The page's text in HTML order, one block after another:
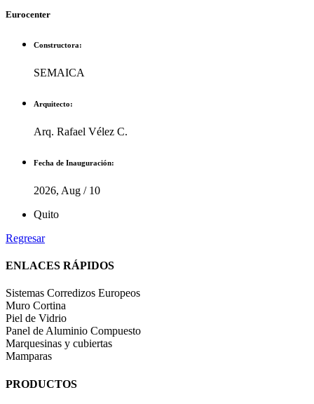
Eurocenter
Constructora:
SEMAICA
Arquitecto:
Arq. Rafael Vélez C.
Fecha de Inauguración:
2026, Aug / 10
Quito
Regresar
ENLACES RÁPIDOS
Sistemas Corredizos Europeos
Muro Cortina
Piel de Vidrio
Panel de Aluminio Compuesto
Marquesinas y cubiertas
Mamparas
PRODUCTOS